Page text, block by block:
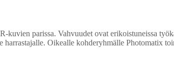
parissa. Vahvuudet ovat erikoistuneissa
Oikealle kohderyhmälle Photomatix